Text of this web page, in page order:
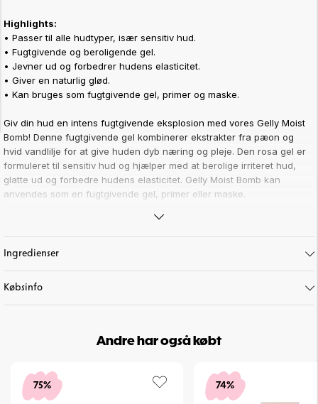
Highlights:
• Passer til alle hudtyper, især sensitiv hud.
• Fugtgivende og beroligende gel.
• Jevner ud og forbedrer hudens elasticitet.
• Giver en naturlig glød.
• Kan bruges som fugtgivende gel, primer og maske.
Giv din hud en intens fugtgivende eksplosion med vores Gelly Moist
Bomb! Denne fugtgivende gel kombinerer ekstrakter fra pæon og
hvid vandlilje for at give huden dyb næring og pleje. Den rosa gel er
formuleret til sensitiv hud og hjælper med at berolige irriteret hud,
glatte ud og forbedre hudens elasticitet. Gelly Moist Bomb kan
anvendes som en fugtgivende gel, primer eller maske.
Indeholder gode ingredienser som:
•Pæon-ekstrakt: Beroliger huden og forbedrer elasticiteten.
•Hvid vandlilje: Giver fugt, revitaliserer og reducerer tegn på
Ingredienser
Købsinfo
Andre har også købt
75% 74%